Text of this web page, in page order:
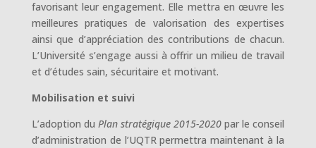
favorisant leur engagement. Elle mettra en œuvre les
meilleures pratiques de valorisation des expertises
ainsi que d’appréciation des contributions de chacun.
L’Université s’engage aussi à offrir un milieu de travail
et d’études sain, sécuritaire et motivant.
Mobilisation et suivi
L’adoption du Plan stratégique 2015-2020 par le conseil
d’administration de l’UQTR permettra maintenant à la